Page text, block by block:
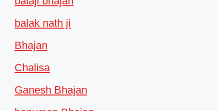
balak nath ji
Bhajan
Chalisa
Ganesh Bhajan